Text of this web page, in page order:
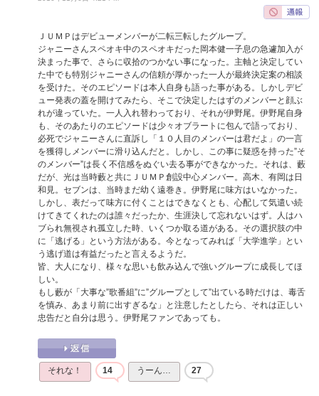
ＪＵＭＰはデビューメンバーが二転三転したグループ。
ジャニーさんスペオキ中のスペオキだった岡本健一子息の急遽加入が
決まった事で、さらに収拾のつかない事になった。主軸と決定してい
た中でも特別ジャニーさんの信頼が厚かった一人が最終決定案の相談
を受けた。そのエピソードは本人自身も語った事がある。しかしデビ
ュー発表の蓋を開けてみたら、そこで決定したはずのメンバーと顔ぶ
れが違っていた。一人入れ替わっており、それが伊野尾。伊野尾自身
も、そのあたりのエピソードは少々オブラートに包んで語っており、
必死でジャニーさんに直訴し「１０人目のメンバーは君だよ」の一言
を獲得しメンバーに滑り込んだと。しかし、この事に疑惑を持った”そ
のメンバー”は長く不信感をぬぐい去る事ができなかった。それは、藪
だが、光は当時藪と共にＪＵＭＰ創設中心メンバー。高木、有岡は日
和見。セブンは、当時まだ幼く遠巻き。伊野尾に味方はいなかった。
しかし、表だって味方に付くことはできなくとも、心配して気遣い続
けてきてくれたのは誰々だったか、生涯決して忘れないはず。人はハ
ブられ無視され孤立した時、いくつか取る道がある。その選択肢の中
に「逃げる」という方法がある。今となってみれば「大学進学」とい
う逃げ道は有益だったと言えるようだ。
皆、大人になり、様々な思いも飲み込んで強いグループに成長してほ
しい。
もし藪が「大事な”歌番組”に”グループとして”出ている時だけは、毒舌
を慎み、あまり前に出すぎるな」と注意したとしたら、それは正しい
忠告だと自分は思う。伊野尾ファンであっても。
それな！ 14 うーん… 27